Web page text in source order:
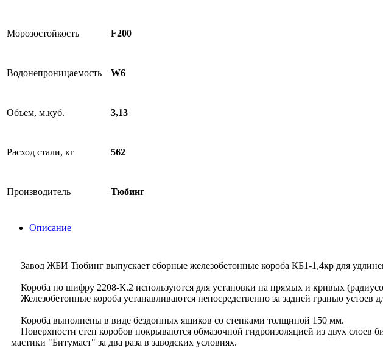
Морозостойкость F200
Водонепроницаемость W6
Объем, м.куб. 3,13
Расход стали, кг 562
Производитель Тюбинг
Описание
Завод ЖБИ Тюбинг выпускает сборные железобетонные короба КБ1-1,4кр для
Короба по шифру 2208-К.2 используются для установки на прямых и кривых
Железобетонные короба устанавливаются непосредственно за задней гранью
Короба выполнены в виде бездонных ящиков со стенками толщиной 150 мм.
Поверхности стен коробов покрываются обмазочной гидроизоляцией из двух
мастики "Битумаст" за два раза в заводских условиях.